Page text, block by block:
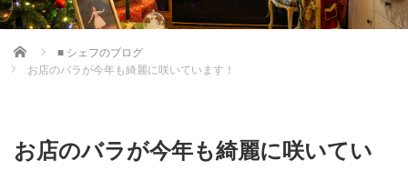
Home
■ シェフのブログ
お店のバラが今年も綺麗に咲いています！
お店のバラが今年も綺麗に咲いてい